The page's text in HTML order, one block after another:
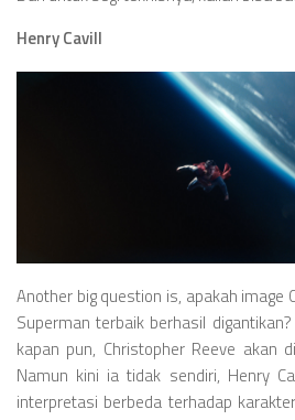
Henry Cavill
Another big question is, apakah image
Superman terbaik berhasil
kapan pun, Christopher Reeve akan
Namun kini ia tidak sendiri, Henry
interpretasi berbeda terhadap